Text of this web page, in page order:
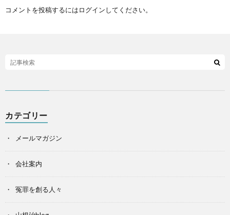
コメントを投稿するにはログインしてください。
カテゴリー
メールマガジン
会社案内
冤罪を創る人々